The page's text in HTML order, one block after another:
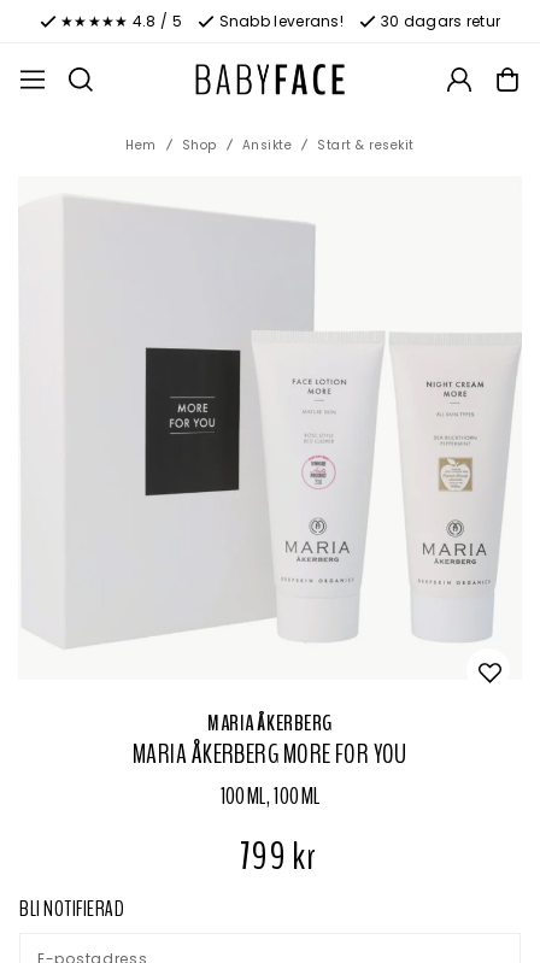
★★★★★ 4.8 / 5 Snabb leverans! 30 dagars retur
Hem Shop Ansikte Start & resekit
MARIA ÅKERBERG
MARIA ÅKERBERG MORE FOR YOU
100ML, 100ML
799 kr
BLI NOTIFIERAD